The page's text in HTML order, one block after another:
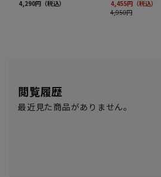
閲覧履歴
最近見た商品がありません。